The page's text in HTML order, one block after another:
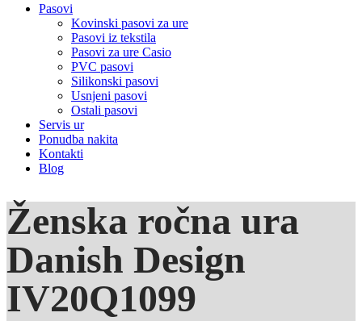
Pasovi
Kovinski pasovi za ure
Pasovi iz tekstila
Pasovi za ure Casio
PVC pasovi
Silikonski pasovi
Usnjeni pasovi
Ostali pasovi
Servis ur
Ponudba nakita
Kontakti
Blog
Ženska ročna ura
Danish Design
IV20Q1099